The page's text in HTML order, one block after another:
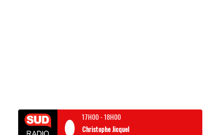
17H00-18H00
Christophe Jicquel